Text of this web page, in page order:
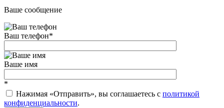
Ваше сообщение
Ваш телефон*
Ваше имя
*
Нажимая «Отправить», вы соглашаетесь c политикой
конфиденциальности.